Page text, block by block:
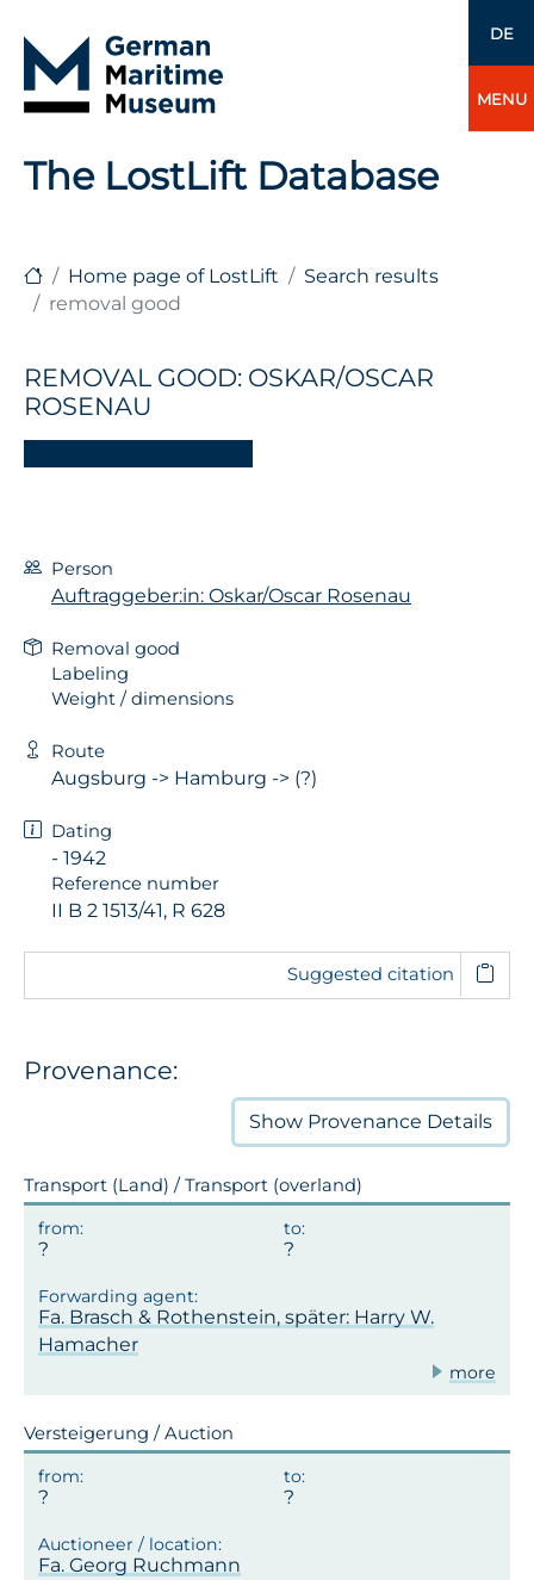
DE
MENU
The LostLift Database
Home page of LostLift
Search results
removal good
REMOVAL GOOD: OSKAR/OSCAR
ROSENAU
Person
Auftraggeber:in: Oskar/Oscar Rosenau
Removal good
Labeling
Weight / dimensions
Route
Augsburg -> Hamburg -> (?)
Dating
- 1942
Reference number
II B 2 1513/41, R 628
Suggested citation
Provenance:
Show Provenance Details
Transport (Land) / Transport (overland)
Fa. Brasch & Rothenstein, später: Harry W.
Hamacher
more
Versteigerung / Auction
Fa. Georg Ruchmann